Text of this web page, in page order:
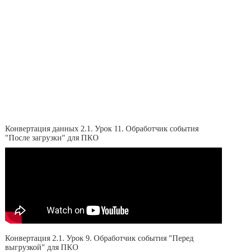
Конвертация данных 2.1. Урок 11. Обработчик события
"После загрузки" для ПКО
Конвертация 2.1. Урок 9. Обработчик события "Перед
выгрузкой" для ПКО